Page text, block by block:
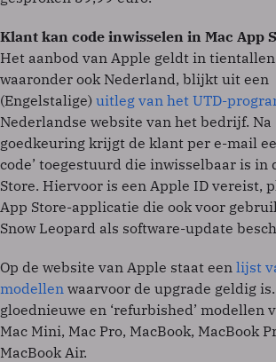
Klant kan code inwisselen in Mac App
Het aanbod van Apple geldt in
waaronder ook Nederland, blijkt uit een
(Engelstalige) uitleg van het UTD-
Nederlandse website van het bedrijf. Na
goedkeuring krijgt de klant per e-mail
code’ toegestuurd die inwisselbaar is in
Store. Hiervoor is een Apple ID vereist,
App Store-applicatie die ook voor
Snow Leopard als software-update
Op de website van Apple staat een lijst
modellen waarvoor de upgrade geldig
gloednieuwe en ‘refurbished’ modellen
Mac Mini, Mac Pro, MacBook, MacBook
MacBook Air.